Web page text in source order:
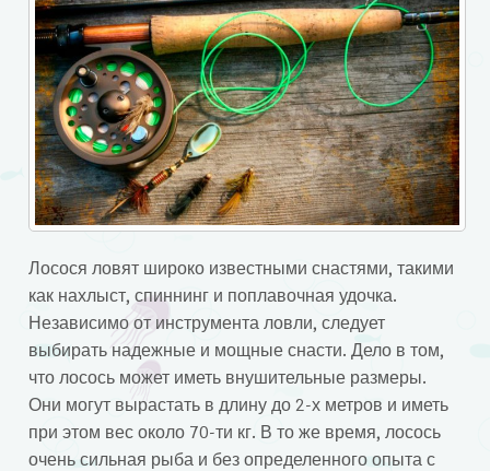
Лосося ловят широко известными снастями, такими
как нахлыст, спиннинг и поплавочная удочка.
Независимо от инструмента ловли, следует
выбирать надежные и мощные снасти. Дело в том,
что лосось может иметь внушительные размеры.
Они могут вырастать в длину до 2-х метров и иметь
при этом вес около 70-ти кг. В то же время, лосось
очень сильная рыба и без определенного опыта с